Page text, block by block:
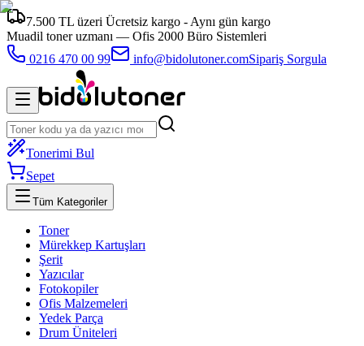
7.500 TL üzeri Ücretsiz kargo - Aynı gün kargo
Muadil toner uzmanı — Ofis 2000 Büro Sistemleri
0216 470 00 99
info@bidolutoner.comSipariş Sorgula
Tonerimi Bul
Sepet
Tüm Kategoriler
Toner
Mürekkep Kartuşları
Şerit
Yazıcılar
Fotokopiler
Ofis Malzemeleri
Yedek Parça
Drum Üniteleri